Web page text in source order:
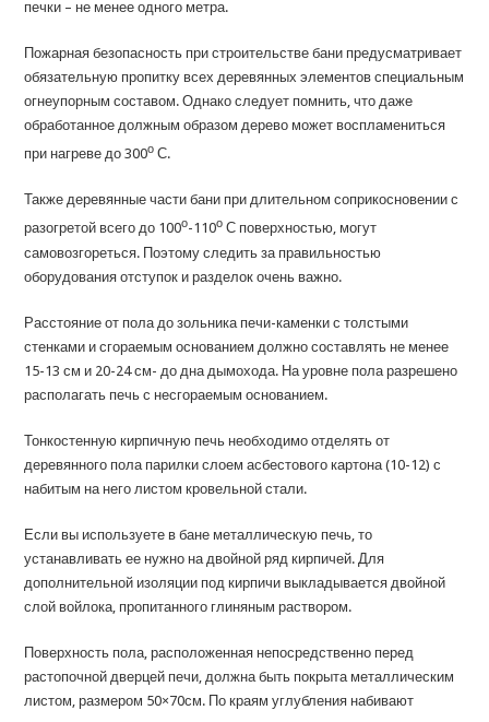
печки – не менее одного метра.
Пожарная безопасность при строительстве бани предусматривает
обязательную пропитку всех деревянных элементов специальным
огнеупорным составом. Однако следует помнить, что даже
обработанное должным образом дерево может воспламениться
при нагреве до 300о С.
Также деревянные части бани при длительном соприкосновении с
разогретой всего до 100о-110о С поверхностью, могут
самовозгореться. Поэтому следить за правильностью
оборудования отступок и разделок очень важно.
Расстояние от пола до зольника печи-каменки с толстыми
стенками и сгораемым основанием должно составлять не менее
15-13 см и 20-24 см- до дна дымохода. На уровне пола разрешено
располагать печь с несгораемым основанием.
Тонкостенную кирпичную печь необходимо отделять от
деревянного пола парилки слоем асбестового картона (10-12) с
набитым на него листом кровельной стали.
Если вы используете в бане металлическую печь, то
устанавливать ее нужно на двойной ряд кирпичей. Для
дополнительной изоляции под кирпичи выкладывается двойной
слой войлока, пропитанного глиняным раствором.
Поверхность пола, расположенная непосредственно перед
растопочной дверцей печи, должна быть покрыта металлическим
листом, размером 50×70см. По краям углубления набивают